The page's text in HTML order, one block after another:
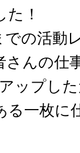
！
での活動
んの仕
ップし
る一枚に